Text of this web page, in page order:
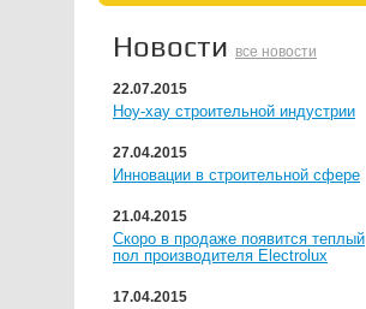
Новости все новости
22.07.2015
Ноу-хау строительной индустрии
27.04.2015
Инновации в строительной сфере
21.04.2015
Скоро в продаже появится теплый
пол производителя Electrolux
17.04.2015